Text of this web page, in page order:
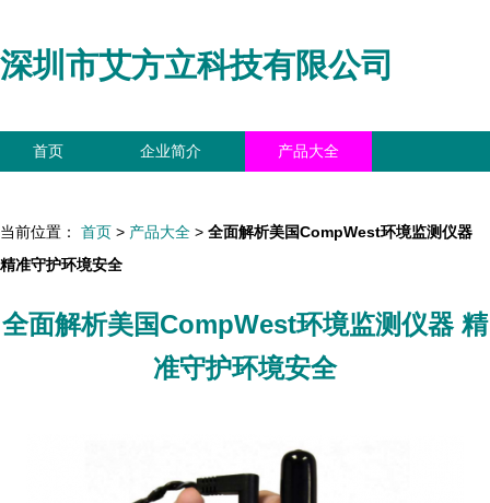
深圳市艾方立科技有限公司
首页 企业简介 产品大全
当前位置： 首页 > 产品大全 > 全面解析美国CompWest环境监测仪器
精准守护环境安全
全面解析美国CompWest环境监测仪器 精
准守护环境安全